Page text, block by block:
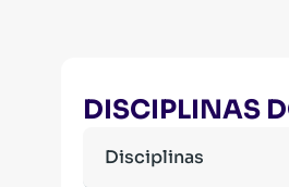
DISCIPLINAS
Disciplinas